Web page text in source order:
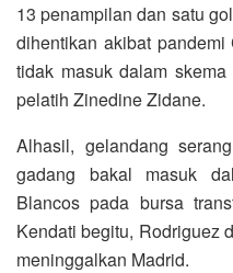
13 penampilan dan satu
dihentikan akibat
tidak masuk dalam
pelatih Zinedine Zidane.
Alhasil, gelandang
gadang bakal masuk
Blancos pada bursa
Kendati begitu, Rodriguez
meninggalkan Madrid.